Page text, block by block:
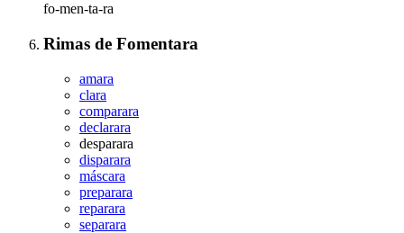
fo-men-ta-ra
Rimas de Fomentara
amara
clara
comparara
declarara
desparara
disparara
máscara
preparara
reparara
separara